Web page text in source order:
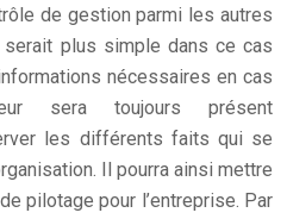
de gestion parmi les autres
plus simple dans ce cas
nécessaires en cas
sera toujours présent
les différents faits qui se
Il pourra ainsi mettre
pilotage pour l’entreprise. Par